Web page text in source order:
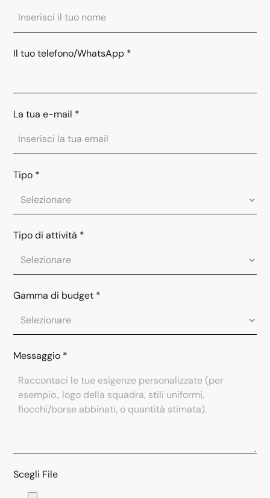
Il tuo telefono/WhatsApp *
La tua e-mail *
Tipo *
Tipo di attività *
Gamma di budget *
Messaggio *
Scegli File